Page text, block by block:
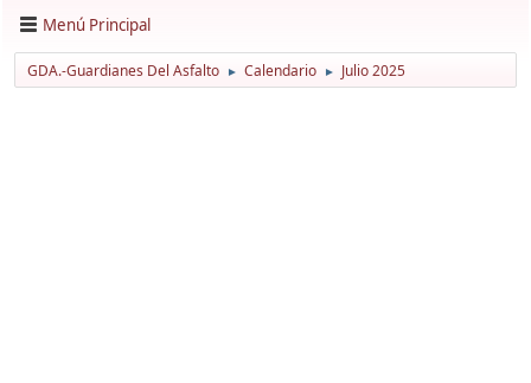
Menú Principal
GDA.-Guardianes Del Asfalto ► Calendario ► Julio 2025